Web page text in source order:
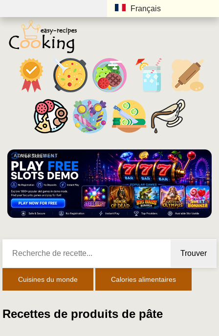
Français
ADVERTISEMENT
Trouver
Cuisines du monde Calories alimentaires
Recettes de produits de pâte